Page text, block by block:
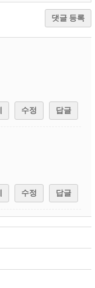
댓글 등록
수정 답글
수정 답글